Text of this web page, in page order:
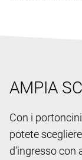
AMPIA
Con i
potete
d'ingresso con